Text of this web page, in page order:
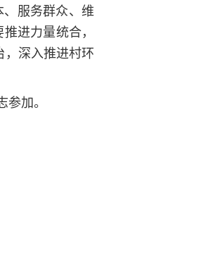
服务群众、维
进力量统合，
深入推进村环
加。